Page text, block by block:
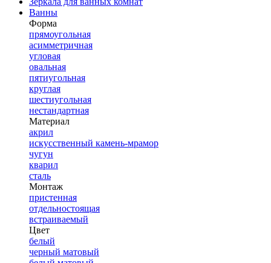
Ванны
Форма
прямоугольная
асимметричная
угловая
овальная
пятиугольная
круглая
шестиугольная
нестандартная
Материал
акрил
искусственный камень-мрамор
чугун
кварил
сталь
Монтаж
пристенная
отдельностоящая
встраиваемый
Цвет
белый
черный матовый